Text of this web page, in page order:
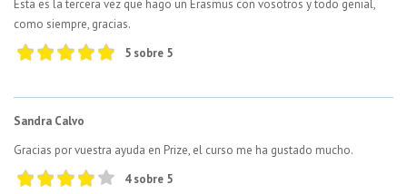
Esta es la tercera vez que hago un Erasmus con vosotros y todo genial,
como siempre, gracias.
5 sobre 5
Sandra Calvo
Gracias por vuestra ayuda en Prize, el curso me ha gustado mucho.
4 sobre 5